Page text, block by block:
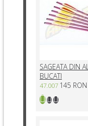
SAGEATA DIN
BUCATI
47.007 145 RON